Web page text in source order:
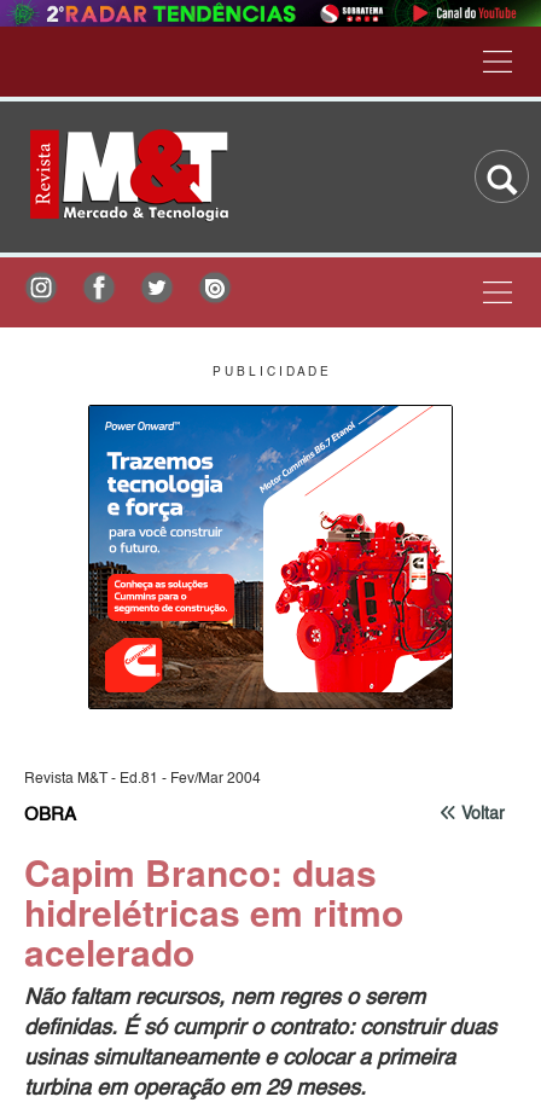
P U B L I C I D A D E
Revista M&T - Ed.81 - Fev/Mar 2004
Voltar
OBRA
Capim Branco: duas
hidrelétricas em ritmo
acelerado
Não faltam recursos, nem regres o serem
definidas. É só cumprir o contrato: construir duas
usinas simultaneamente e colocar a primeira
turbina em operação em 29 meses.